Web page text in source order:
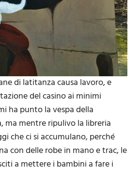
di latitanza causa lavoro, e
del casino ai minimi
ha punto la vespa della
ma mentre ripulivo la libreria
che ci si accumulano, perché
con delle robe in mano e trac, le
a mettere i bambini a fare i